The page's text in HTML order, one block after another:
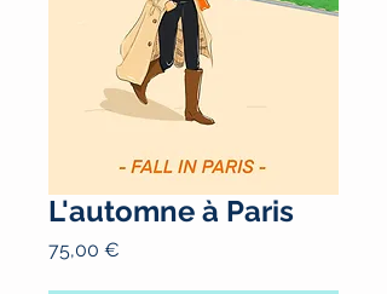
L'automne à Paris
75,00 €